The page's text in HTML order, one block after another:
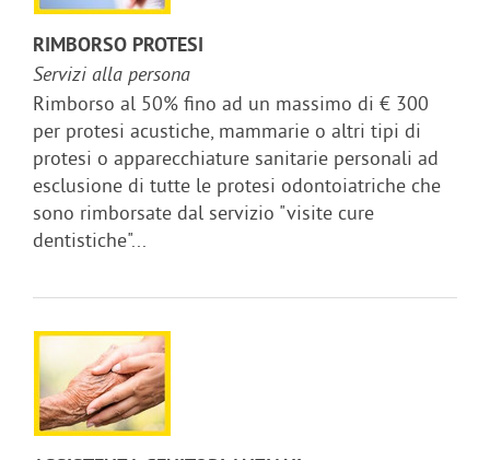
RIMBORSO PROTESI
Servizi alla persona
Rimborso al 50% fino ad un massimo di € 300
per protesi acustiche, mammarie o altri tipi di
protesi o apparecchiature sanitarie personali ad
esclusione di tutte le protesi odontoiatriche che
sono rimborsate dal servizio "visite cure
dentistiche"...